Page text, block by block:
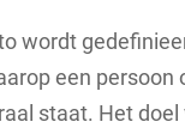
wordt
een persoon
staat. Het doel